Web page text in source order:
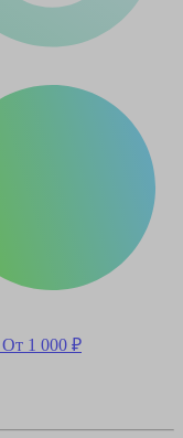
От 1 000 ₽